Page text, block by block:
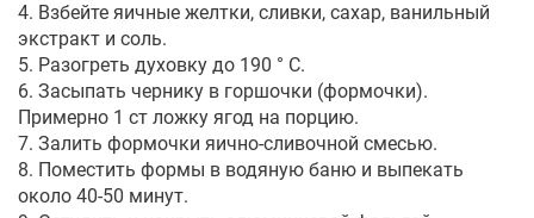
4. Взбейте яичные желтки, сливки, сахар, ванильный
экстракт и соль.
5. Разогреть духовку до 190 ° C.
6. Засыпать чернику в горшочки (формочки).
Примерно 1 ст ложку ягод на порцию.
7. Залить формочки яично-сливочной смесью.
8. Поместить формы в водяную баню и выпекать
около 40-50 минут.